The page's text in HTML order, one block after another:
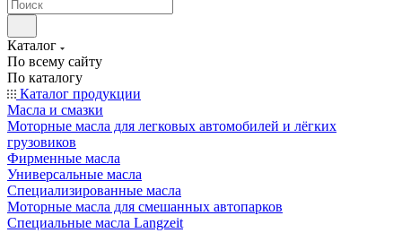
Каталог
По всему сайту
По каталогу
Каталог продукции
Масла и смазки
Моторные масла для легковых автомобилей и лёгких
грузовиков
Фирменные масла
Универсальные масла
Специализированные масла
Моторные масла для смешанных автопарков
Специальные масла Langzeit